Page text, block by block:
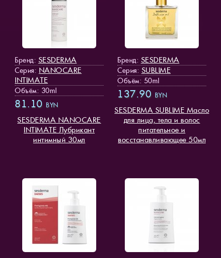
Бренд: SESDERMA
Серия: NANOCARE
INTIMATE
Объём: 30ml
81.10 BYN
SESDERMA NANOCARE
INTIMATE Лубрикант
интимный 30мл
Бренд: SESDERMA
Серия: SUBLIME
Объём: 50ml
137.90 BYN
SESDERMA SUBLIME Масло
для лица, тела и волос
питательное и
восстанавливающее 50мл